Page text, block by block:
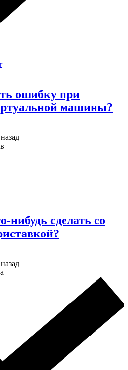
ошибку при
машины?
нибудь сделать со